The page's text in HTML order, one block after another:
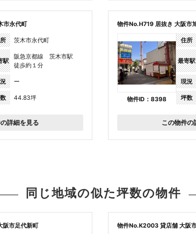
市永代町
茨木市永代町
駅
阪急京都線 茨木市駅
徒歩約１分
ー
44.83坪
詳細を見る
物件No.H719 居抜き 大阪市
物件ID：8398
住所
最寄駅
現況
坪数
この物件の
同じ地域の似た坪数の物件
阪市足代新町 物件No.K2003 貸店舗 大阪